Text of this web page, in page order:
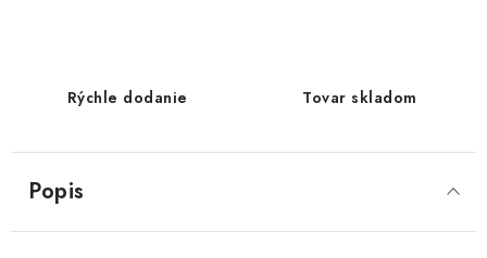
Rýchle dodanie Tovar skladom
Popis